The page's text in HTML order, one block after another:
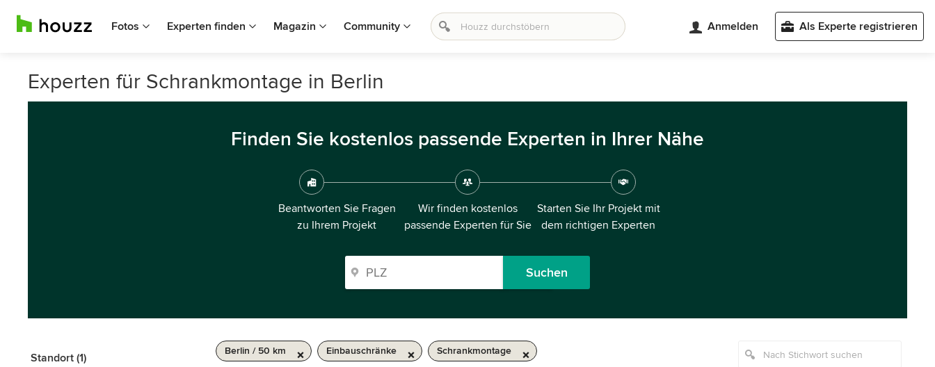
Fotos Experten finden Magazin Community Anmelden Als Experte registrieren
Experten für Schrankmontage in Berlin
Finden Sie kostenlos passende Experten in Ihrer Nähe
Beantworten Sie Fragen
zu Ihrem Projekt
Wir finden kostenlos
passende Experten für Sie
Starten Sie Ihr Projekt mit
dem richtigen Experten
Suchen
Standort (1)
Berlin / 50 km Einbauschränke Schrankmontage